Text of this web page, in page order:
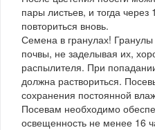
пары листьев, и тогда
повториться вновь.
Семена в гранулах!
почвы, не заделывая их,
распылителя. При
должна раствориться.
сохранения постоянной
Посевам необходимо
освещенность не менее 16